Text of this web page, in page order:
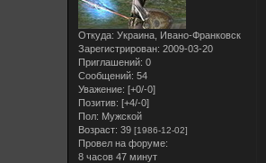
Откуда: Украина, Ивано-Франковск
Зарегистрирован: 2009-03-20
Приглашений: 0
Сообщений: 54
Уважение: [+0/-0]
Позитив: [+4/-0]
Пол: Мужской
Возраст: 39 [1986-12-02]
Провел на форуме:
8 часов 47 минут